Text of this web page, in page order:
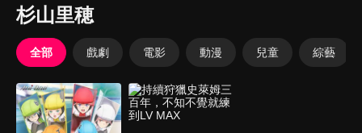
杉山里穂
全部 戲劇 電影 動漫 兒童 綜藝